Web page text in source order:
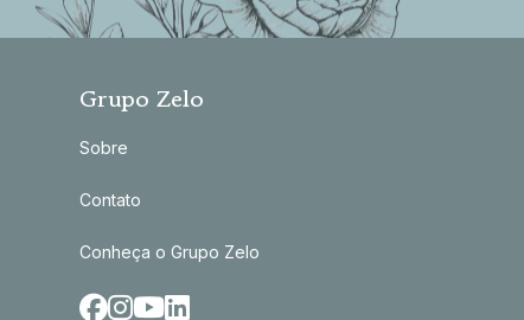
Grupo Zelo
Sobre
Contato
Conheça o Grupo Zelo
facebook
0 1 2